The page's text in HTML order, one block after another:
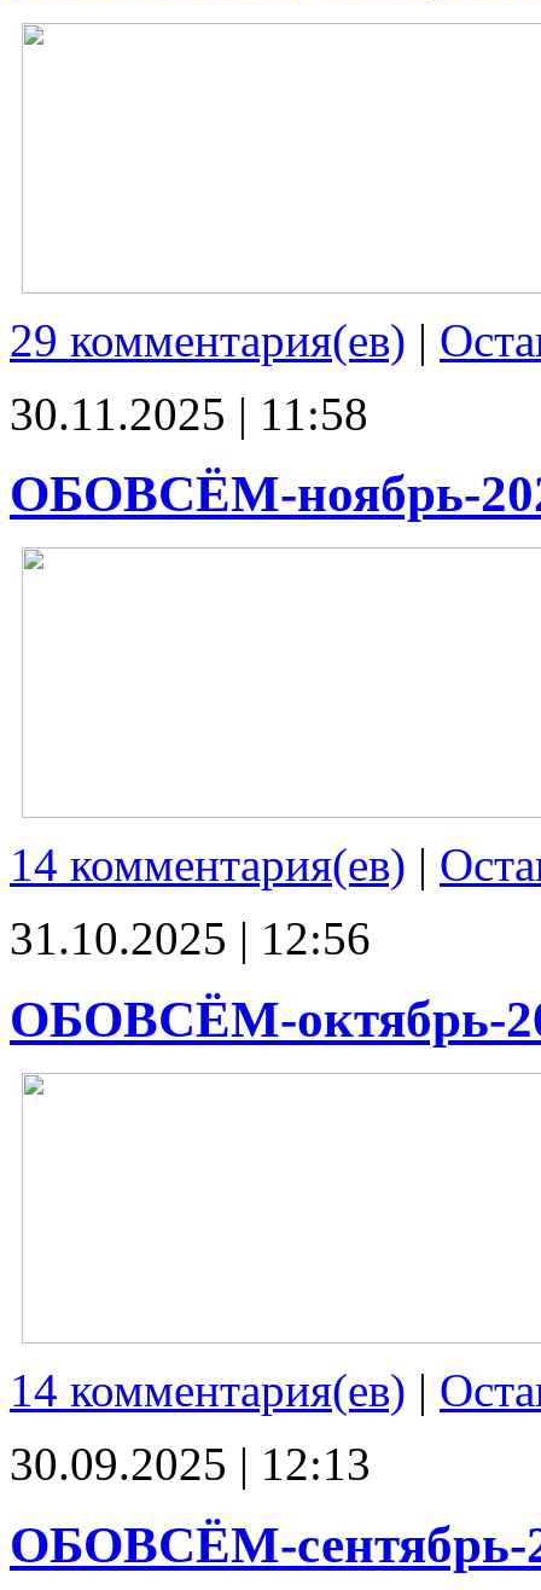
29 комментария(ев) |
30.11.2025 | 11:58
ОБОВСЁМ-ноябрь-
14 комментария(ев) |
31.10.2025 | 12:56
ОБОВСЁМ-октябрь-
14 комментария(ев) |
30.09.2025 | 12:13
ОБОВСЁМ-сентябрь-